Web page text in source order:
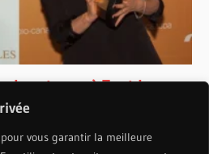
vous garantir la meilleure